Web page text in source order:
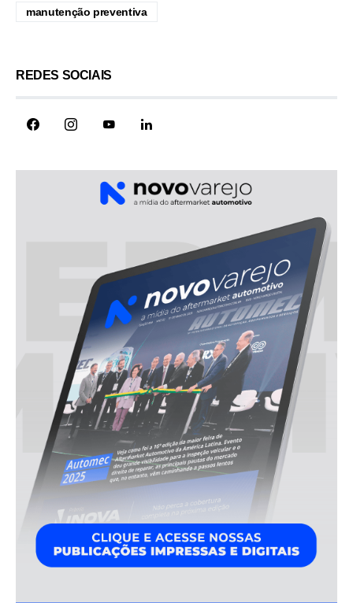
manutenção preventiva
REDES SOCIAIS